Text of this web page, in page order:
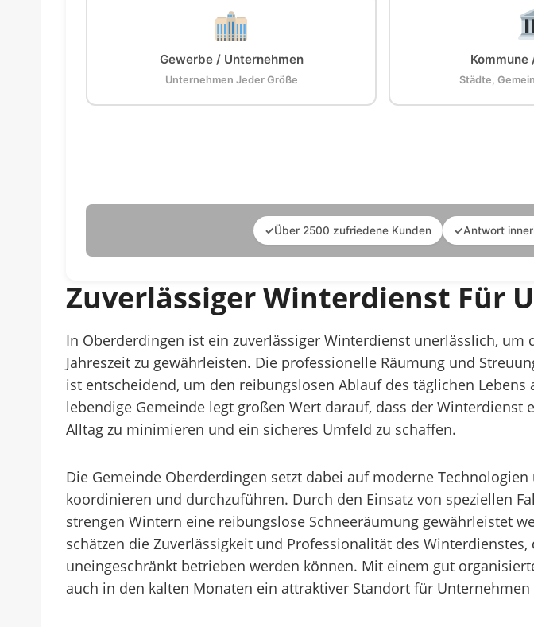
Gewerbe / Unternehmen
Unternehmen Jeder Größe Städte,
✓Über 2500 zufriedene Kunden ✓Antwort
Zuverlässiger Winterdienst Für
In Oberderdingen ist ein zuverlässiger Winterdienst unerlässlich,
Jahreszeit zu gewährleisten. Die professionelle Räumung und
ist entscheidend, um den reibungslosen Ablauf des täglichen
lebendige Gemeinde legt großen Wert darauf, dass der
Alltag zu minimieren und ein sicheres Umfeld zu schaffen.
Die Gemeinde Oberderdingen setzt dabei auf moderne
koordinieren und durchzuführen. Durch den Einsatz von speziellen
strengen Wintern eine reibungslose Schneeräumung gewährleistet
schätzen die Zuverlässigkeit und Professionalität des
uneingeschränkt betrieben werden können. Mit einem gut
auch in den kalten Monaten ein attraktiver Standort für